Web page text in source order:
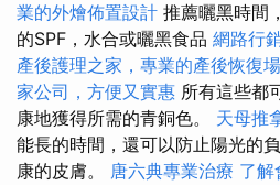
業的外燴佈置設計 推薦曬黑時間
的SPF，水合或曬黑食品 網路行
產後護理之家，專業的產後恢復
家公司，方便又實惠 所有這些都
康地獲得所需的青銅色。 天母推
能長的時間，還可以防止陽光的
康的皮膚。 唐六典專業治療 了解